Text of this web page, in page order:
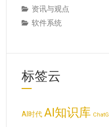
资讯与观点
软件系统
标签云
AI时代 AI知识库